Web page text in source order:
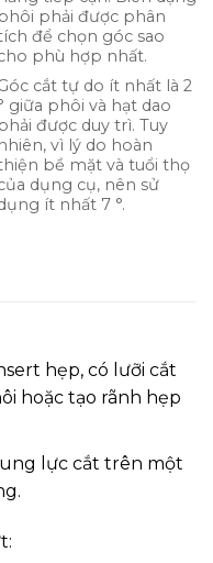
phải được phân
để chọn góc sao
phù hợp nhất.
cắt tự do ít nhất là 2
giữa phôi và hạt dao
được duy trì. Tuy
nhiên, vì lý do hoàn
bề mặt và tuổi thọ
dụng cụ, nên sử
ít nhất 7 °.
hẹp, có lưỡi cắt
hoặc tạo rãnh hẹp
lực cắt trên một